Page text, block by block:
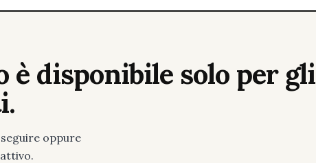
è disponibile solo per gli
oppure